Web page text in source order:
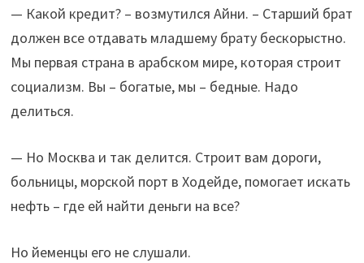
— Какой кредит? – возмутился Айни. – Старший брат
должен все отдавать младшему брату бескорыстно.
Мы первая страна в арабском мире, которая строит
социализм. Вы – богатые, мы – бедные. Надо
делиться.
— Но Москва и так делится. Строит вам дороги,
больницы, морской порт в Ходейде, помогает искать
нефть – где ей найти деньги на все?
Но йеменцы его не слушали.